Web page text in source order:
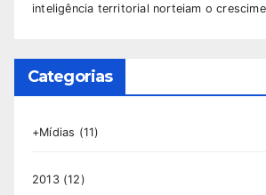
inteligência territorial norteiam o
Categorias
+Mídias (11)
2013(12)